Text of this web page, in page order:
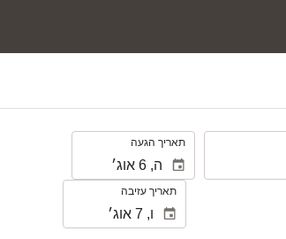
תאריך הגעה
תאריך עזיבה